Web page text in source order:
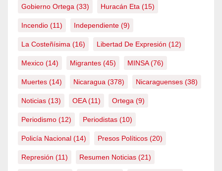
Gobierno Ortega (33) Huracán Eta (15)
Incendio (11) Independiente (9)
La Costeñísima (16) Libertad De Expresión (12)
Mexico (14) Migrantes (45) MINSA(76)
Muertes (14) Nicaragua (378) Nicaraguenses (38)
Noticias (13) OEA(11) Ortega (9)
Periodismo (12) Periodistas (10)
Policía Nacional (14) Presos Políticos (20)
Represión (11) Resumen Noticias (21)